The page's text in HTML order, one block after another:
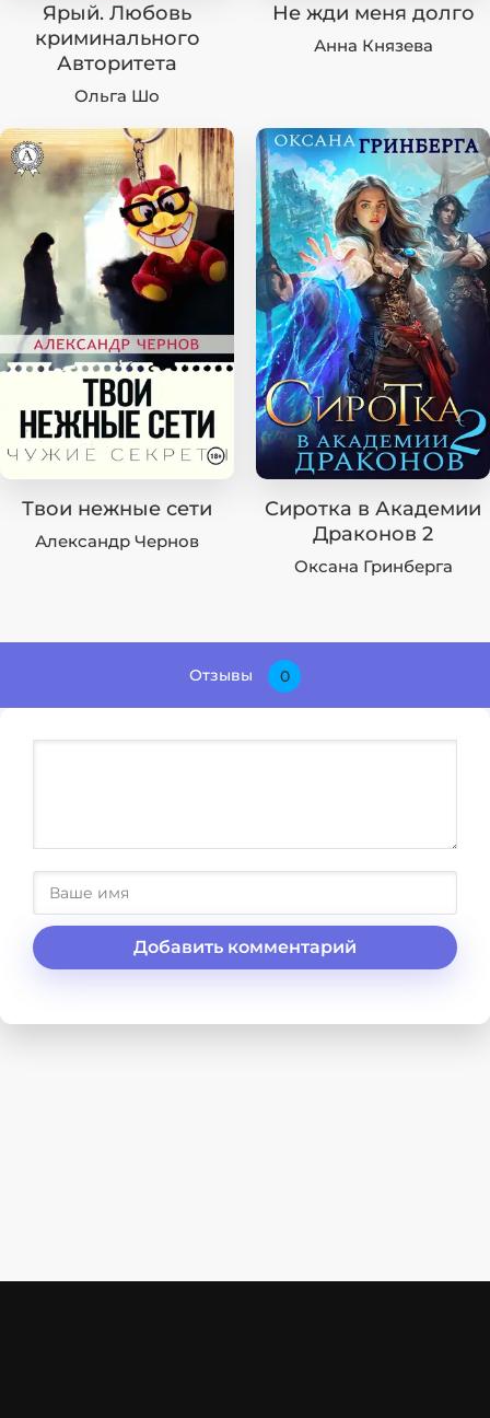
Ярый. Любовь
криминального
Авторитета
Ольга Шо
Не жди меня долго
Анна Князева
Твои нежные сети
Александр Чернов
Сиротка в Академии
Драконов 2
Оксана Гринберга
Отзывы 0
Добавить комментарий